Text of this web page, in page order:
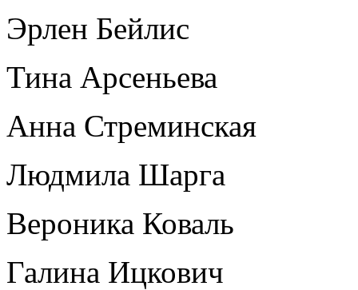
Эрлен Бейлис
Тина Арсеньева
Анна Стреминская
Людмила Шарга
Вероника Коваль
Галина Ицкович